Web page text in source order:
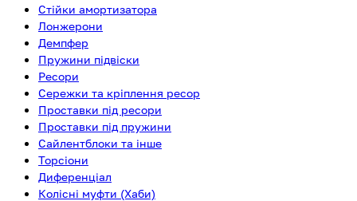
Стійки амортизатора
Лонжерони
Демпфер
Пружини підвіски
Ресори
Сережки та кріплення ресор
Проставки під ресори
Проставки під пружини
Сайлентблоки та інше
Торсіони
Диференціал
Колісні муфти (Хаби)